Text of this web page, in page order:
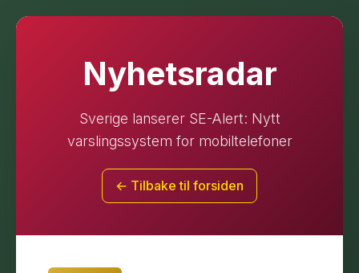
Nyhetsradar
Sverige lanserer SE-Alert: Nytt
varslingssystem for mobiltelefoner
← Tilbake til forsiden